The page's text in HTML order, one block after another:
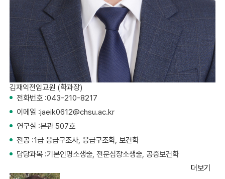
김재익전임교원 (학과장)
전화번호 :043-210-8217
이메일 :jaeik0612@chsu.ac.kr
연구실 :본관 507호
전공 :1급 응급구조사, 응급구조학, 보건학
담당과목 :기본인명소생술, 전문심장소생술, 공중보건학
더보기